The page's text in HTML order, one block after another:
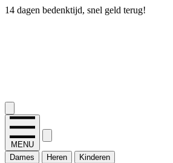
14 dagen bedenktijd, snel geld terug!
MENU
Dames
Heren Kinderen